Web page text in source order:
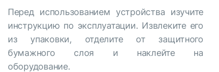
Перед использованием устройства изучите
инструкцию по эксплуатации. Извлеките его
из упаковки, отделите от защитного
бумажного слоя и наклейте на
оборудование.